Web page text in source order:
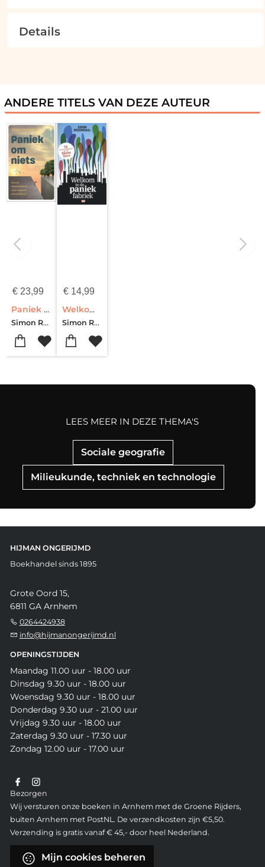
Details
ANDERE TITELS VAN DEZE AUTEUR
€23,99
Paniek om niets
Simon Rozendaal
€14,99
Welkom in de paniekfabriek
Simon Rozendaal
Sociale geografie
Milieukunde, techniek en technologie
LEES MEER IN DEZE THEMA'S
HIJMAN ONGERIJMD
Boekhandel sinds 1895
Grote Oord 15,
6811 GA Arnhem
0264424938
info@hijmanongerijmd.nl
OPENINGSTIJDEN
Maandag 11.00 uur - 18.00 uur
Dinsdag 9.30 uur - 18.00 uur
Woensdag 9.30 uur - 18.00 uur
Donderdag 9.30 uur - 21.00 uur
Vrijdag 9.30 uur - 18.00 uur
Zaterdag 9.30 uur - 17.30 uur
Zondag 12.00 uur - 17.00 uur
Bezorgen
Wij versturen onze boeken in Arnhem met de Groene Rijders,
buiten Arnhem met PostNL. De verzendkosten zijn €5,50.
Verzending is gratis vanaf € 45,- door heel Nederland.
Mijn cookies beheren